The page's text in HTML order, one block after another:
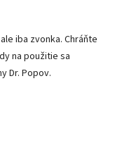
iba zvonka. Chráňte
na použitie sa
Dr. Popov.